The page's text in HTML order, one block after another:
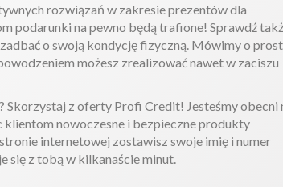
rozwiązań w zakresie prezentów dla
podarunki na pewno będą trafione! Sprawdź
o swoją kondycję fizyczną. Mówimy o
możesz zrealizować nawet w zaciszu
z oferty Profi Credit! Jesteśmy obecni
klientom nowoczesne i bezpieczne produkty
internetowej zostawisz swoje imię i numer
się z tobą w kilkanaście minut.